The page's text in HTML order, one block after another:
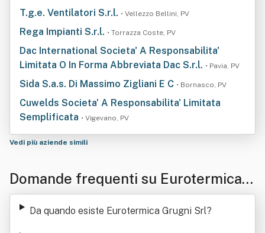
T.g.e. Ventilatori S.r.l. • Vellezzo Bellini, PV
Rega Impianti S.r.l. • Torrazza Coste, PV
Dac International Societa' A Responsabilita'
Limitata O In Forma Abbreviata Dac S.r.l. • Pavia, PV
Sida S.a.s. Di Massimo Zigliani E C • Bornasco, PV
Cuwelds Societa' A Responsabilita' Limitata
Semplificata • Vigevano, PV
Vedi più aziende simili
Domande frequenti su Eurotermica
Grugni Srl
Da quando esiste Eurotermica Grugni Srl?